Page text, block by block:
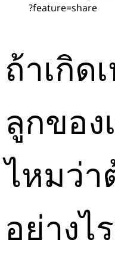
?feature=share
ถ้าเกิด
ลูกของ
ไหมว่า
อย่างไ